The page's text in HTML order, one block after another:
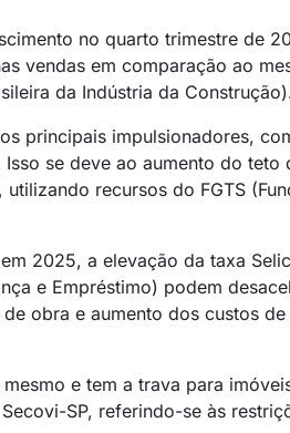
no quarto trimestre de
vendas em comparação ao
da Indústria da
principais impulsionadores,
se deve ao aumento do teto
recursos do FGTS
2025, a elevação da taxa
e Empréstimo) podem
obra e aumento dos custos
e tem a trava para
SP, referindo-se às